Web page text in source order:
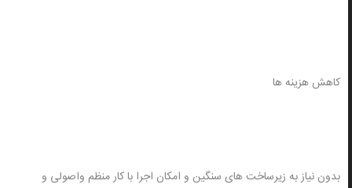
کاهش هزینه ها
بدون نیاز به زیرساخت های سنگین و امکان اجرا با کار منظم واصولی و